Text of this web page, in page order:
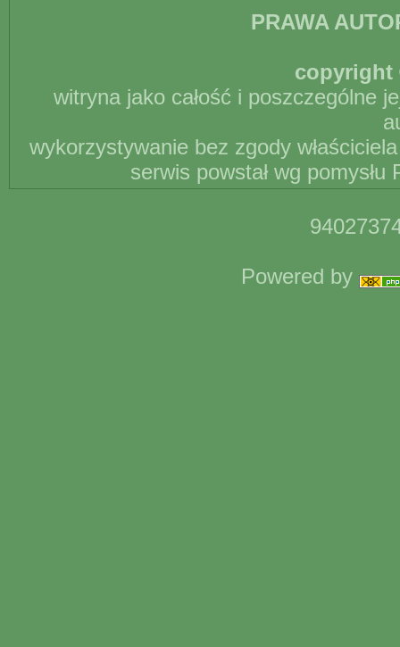
PRAWA
copyright
witryna jako całość i poszczególne
wykorzystywanie bez zgody
serwis powstał wg
Powered by